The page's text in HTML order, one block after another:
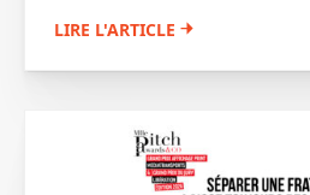
LIRE L'ARTICLE